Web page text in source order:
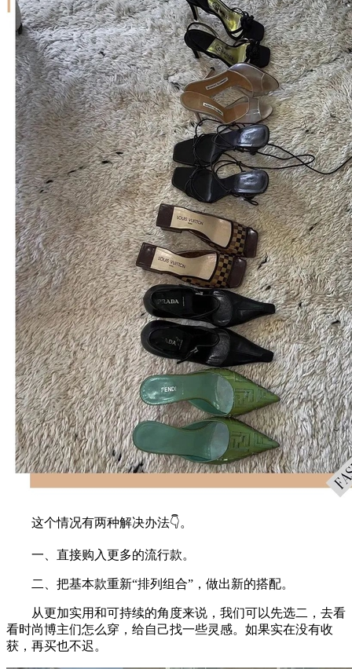
这个情况有两种解决办法👇。
一、直接购入更多的流行款。
二、把基本款重新“排列组合”，做出新的搭配。
从更加实用和可持续的角度来说，我们可以先选二，去看
看时尚博主们怎么穿，给自己找一些灵感。如果实在没有收
获，再买也不迟。